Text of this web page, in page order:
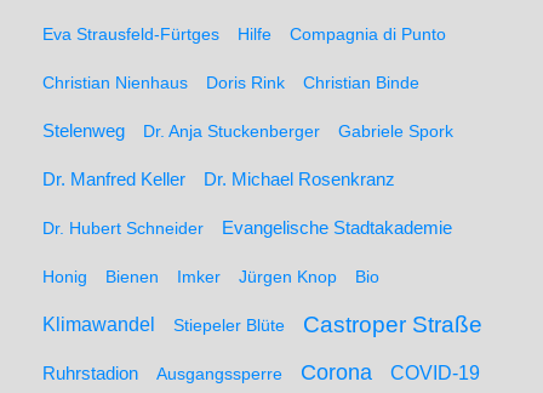
Eva Strausfeld-Fürtges Hilfe Compagnia di Punto
Christian Nienhaus Doris Rink Christian Binde
Stelenweg Dr. Anja Stuckenberger Gabriele Spork
Dr. Manfred Keller Dr. Michael Rosenkranz
Dr. Hubert Schneider Evangelische Stadtakademie
Honig Bienen Imker Jürgen Knop Bio
Klimawandel Stiepeler Blüte Castroper Straße
Ruhrstadion Ausgangssperre Corona COVID-19